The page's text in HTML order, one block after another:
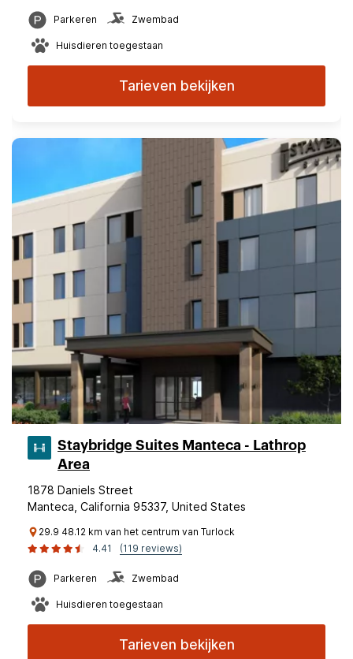
Parkeren Zwembad
Huisdieren toegestaan
Tarieven bekijken
Staybridge Suites Manteca - Lathrop
Area
1878 Daniels Street
Manteca, California 95337, United States
29.9 48.12 km van het centrum van Turlock
4.41
(119 reviews)
Parkeren Zwembad
Huisdieren toegestaan
Tarieven bekijken